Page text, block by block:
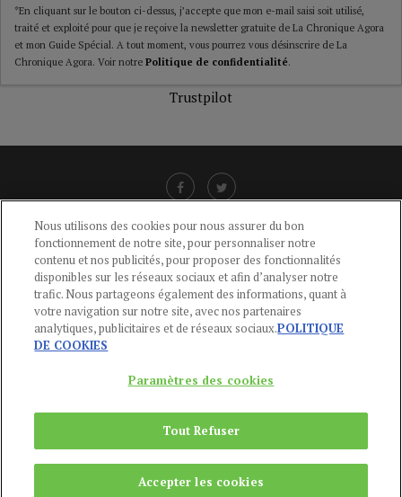
*En cliquant sur le bouton ci-dessus, j’accepte que mon e-mail saisi soit utilisé,
traité et exploité pour que je reçoive la newsletter gratuite de La Chronique Agora
et mon Guide Spécial. A tout moment, vous pourrez vous désinscrire de La
Chronique Agora. Voir notre Politique de confidentialité.
Trustpilot
LIENS UTILES
CGU-POLITIQUE DE CONFIDENTIALITÉ -POLITIQUE DES COOKIES
MENTIONS LÉGALES -AIDE
CONTACT
Du Lundi au Vendredi, 9h-13h et 14h-17h
Copyright © 2024Publications Agora
REMONTER
Nous utilisons des cookies pour nous assurer du bon
fonctionnement de notre site, pour personnaliser notre
contenu et nos publicités, pour proposer des fonctionnalités
disponibles sur les réseaux sociaux et afin d’analyser notre
trafic. Nous partageons également des informations, quant à
votre navigation sur notre site, avec nos partenaires
analytiques, publicitaires et de réseaux sociaux.POLITIQUE
DE COOKIES
Paramètres des cookies
Tout Refuser
Accepter les cookies